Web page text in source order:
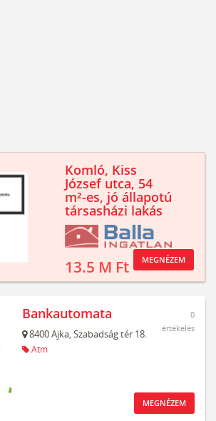
Komló, Kiss
József utca, 54
m²-es, jó állapotú
társasházi lakás
13.5 M Ft MEGNÉZEM
Bankautomata
8400Ajka,Szabadság tér 18.
Atm
0
értékelés
MEGNÉZEM